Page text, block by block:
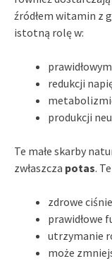
źródłem witamin z
istotną rolę w:
redukcji
produkcji
Te małe skarby
zwłaszcza potas.
zdrowe
prawidłowe
utrzymanie
może